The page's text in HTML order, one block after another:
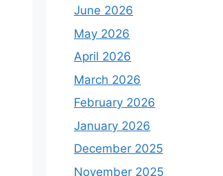
June 2026
May 2026
April 2026
March 2026
February 2026
January 2026
December 2025
November 2025